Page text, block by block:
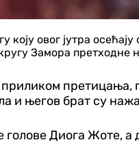
коју овог јутра
Замора
претицања,
и његов брат су
голове Диога Жоте,